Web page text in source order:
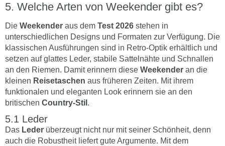
Welche Arten von Weekender gibt es?
Die Weekender aus dem Test 2026 stehen in
unterschiedlichen Designs und Formaten zur Verfügung. Die
klassischen Ausführungen sind in Retro-Optik erhältlich und
setzen auf glattes Leder, stabile Sattelnähte und Schnallen
an den Riemen. Damit erinnern diese Weekender an die
kleinen Reisetaschen aus früheren Zeiten. Mit ihrem
funktionalen und eleganten Look erinnern sie an den
britischen Country-Stil .
Leder
Das Leder überzeugt nicht nur mit seiner Schönheit, denn
auch die Robustheit liefert gute Argumente. Mit dem